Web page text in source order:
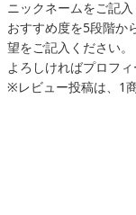
ニックネームをご記入
おすすめ度を5段階か
望をご記入ください。
よろしければプロフィ
※レビュー投稿は、1